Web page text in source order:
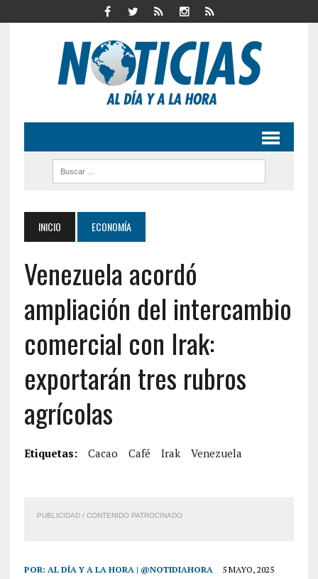
INICIO ECONOMÍA
Venezuela acordó
ampliación del intercambio
comercial con Irak:
exportarán tres rubros
agrícolas
Etiquetas: Cacao Café Irak Venezuela
PUBLICIDAD / CONTENIDO PATROCINADO
POR: AL DÍA Y A LA HORA | @NOTIDIAHORA 5 MAYO, 2025